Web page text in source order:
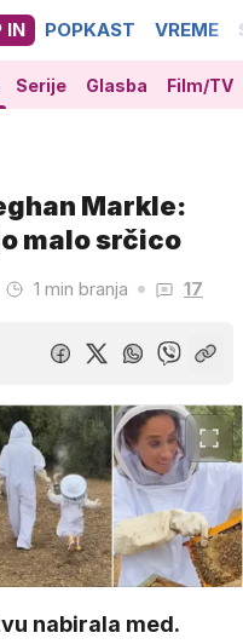
IN POPKAST VREME
Serije Glasba Film/TV
Markle:
malo srčico
1 min branja 17
nabirala med.